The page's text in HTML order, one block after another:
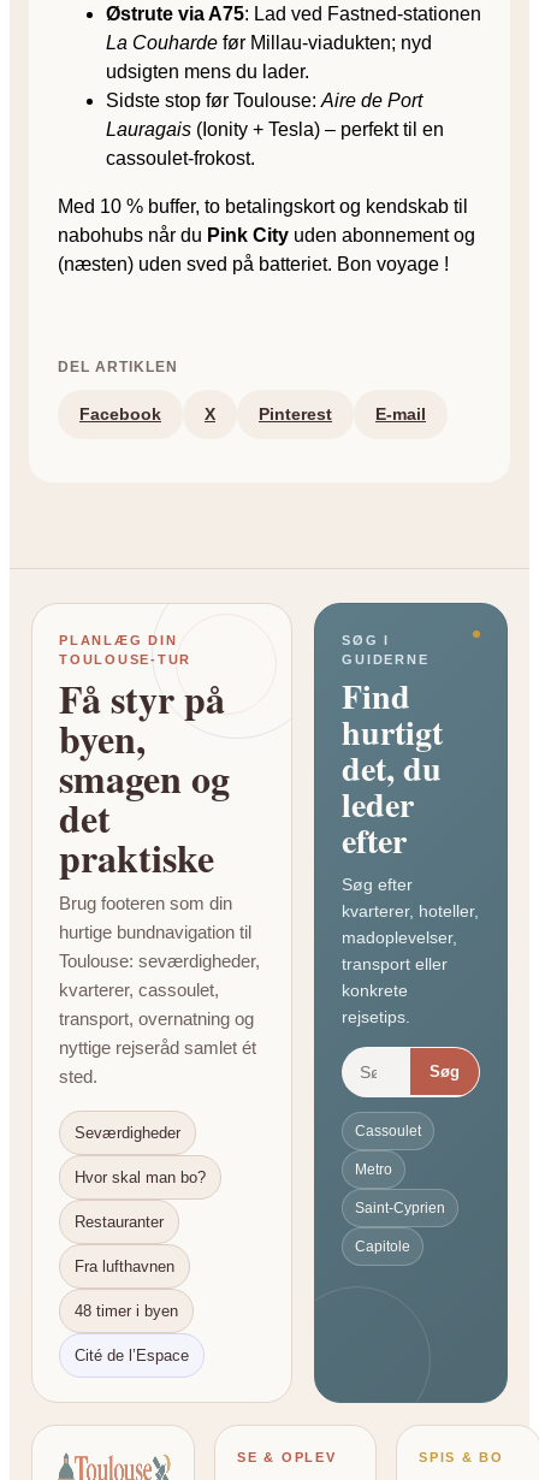
Østrute via A75: Lad ved Fastned-stationen
La Couharde før Millau-viadukten; nyd
udsigten mens du lader.
Sidste stop før Toulouse: Aire de Port
Lauragais (Ionity + Tesla) – perfekt til en
cassoulet-frokost.
Med 10 % buffer, to betalingskort og kendskab til
nabohubs når du Pink City uden abonnement og
(næsten) uden sved på batteriet. Bon voyage !
DEL ARTIKLEN
Facebook X Pinterest E-mail
PLANLÆG DIN
TOULOUSE-TUR
Få styr på
byen,
smagen og
det
praktiske
Brug footeren som din
hurtige bundnavigation til
Toulouse: seværdigheder,
kvarterer, cassoulet,
transport, overnatning og
nyttige rejseråd samlet ét
sted.
Seværdigheder
Hvor skal man bo?
Restauranter
Fra lufthavnen
48 timer i byen
Cité de l’Espace
SØG I
GUIDERNE
Find
hurtigt
det, du
leder
efter
Søg efter
kvarterer, hoteller,
madoplevelser,
transport eller
konkrete
rejsetips.
Søg
Cassoulet
Metro
Saint-Cyprien
Capitole
SE & OPLEV SPIS & BO